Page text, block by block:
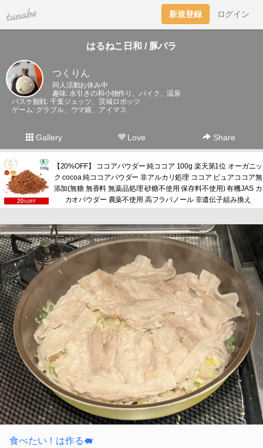
tuna.be 新規登録 ログイン
はるねこ日和 / 豚バラ
つくりん
同人活動お休み中
趣味: 水引きの和小物作り、バイク、温泉
バスケ観戦: 千葉ジェッツ、茨城ロボッツ
ゲーム: グラブル、ウマ娘、アイマス
Gallery Love Share
【20%OFF】 ココアパウダー 純ココア 100g 楽天第1位 オーガニッ
ク cocoa 純ココアパウダー 非アルカリ処理 ココア ピュアココア無
添加(無糖 無香料 無薬品処理 砂糖不使用 保存料不使用) 有機JAS カ
カオパウダー 農薬不使用 高フラバノール 非遺伝子組み換え
食べたい！は作る🐖